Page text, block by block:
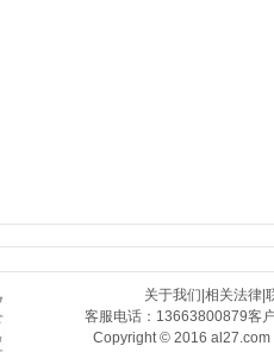
关于我们 相关法律|
客服电话：13663800879客
Copyright © 2016